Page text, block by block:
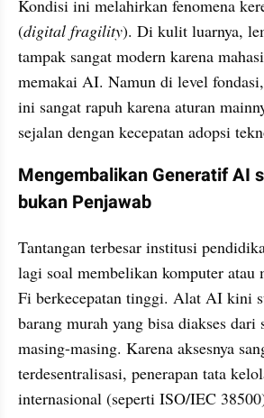
Kondisi ini melahirkan fenomena
(digital fragility). Di kulit luarnya,
tampak sangat modern karena
memakai AI. Namun di level
ini sangat rapuh karena aturan
sejalan dengan kecepatan adopsi
Mengembalikan Generatif AI
bukan Penjawab
Tantangan terbesar institusi
lagi soal membelikan komputer atau
Fi berkecepatan tinggi. Alat AI kini
barang murah yang bisa diakses dari
masing-masing. Karena aksesnya
terdesentralisasi, penerapan tata
internasional (seperti ISO/IEC